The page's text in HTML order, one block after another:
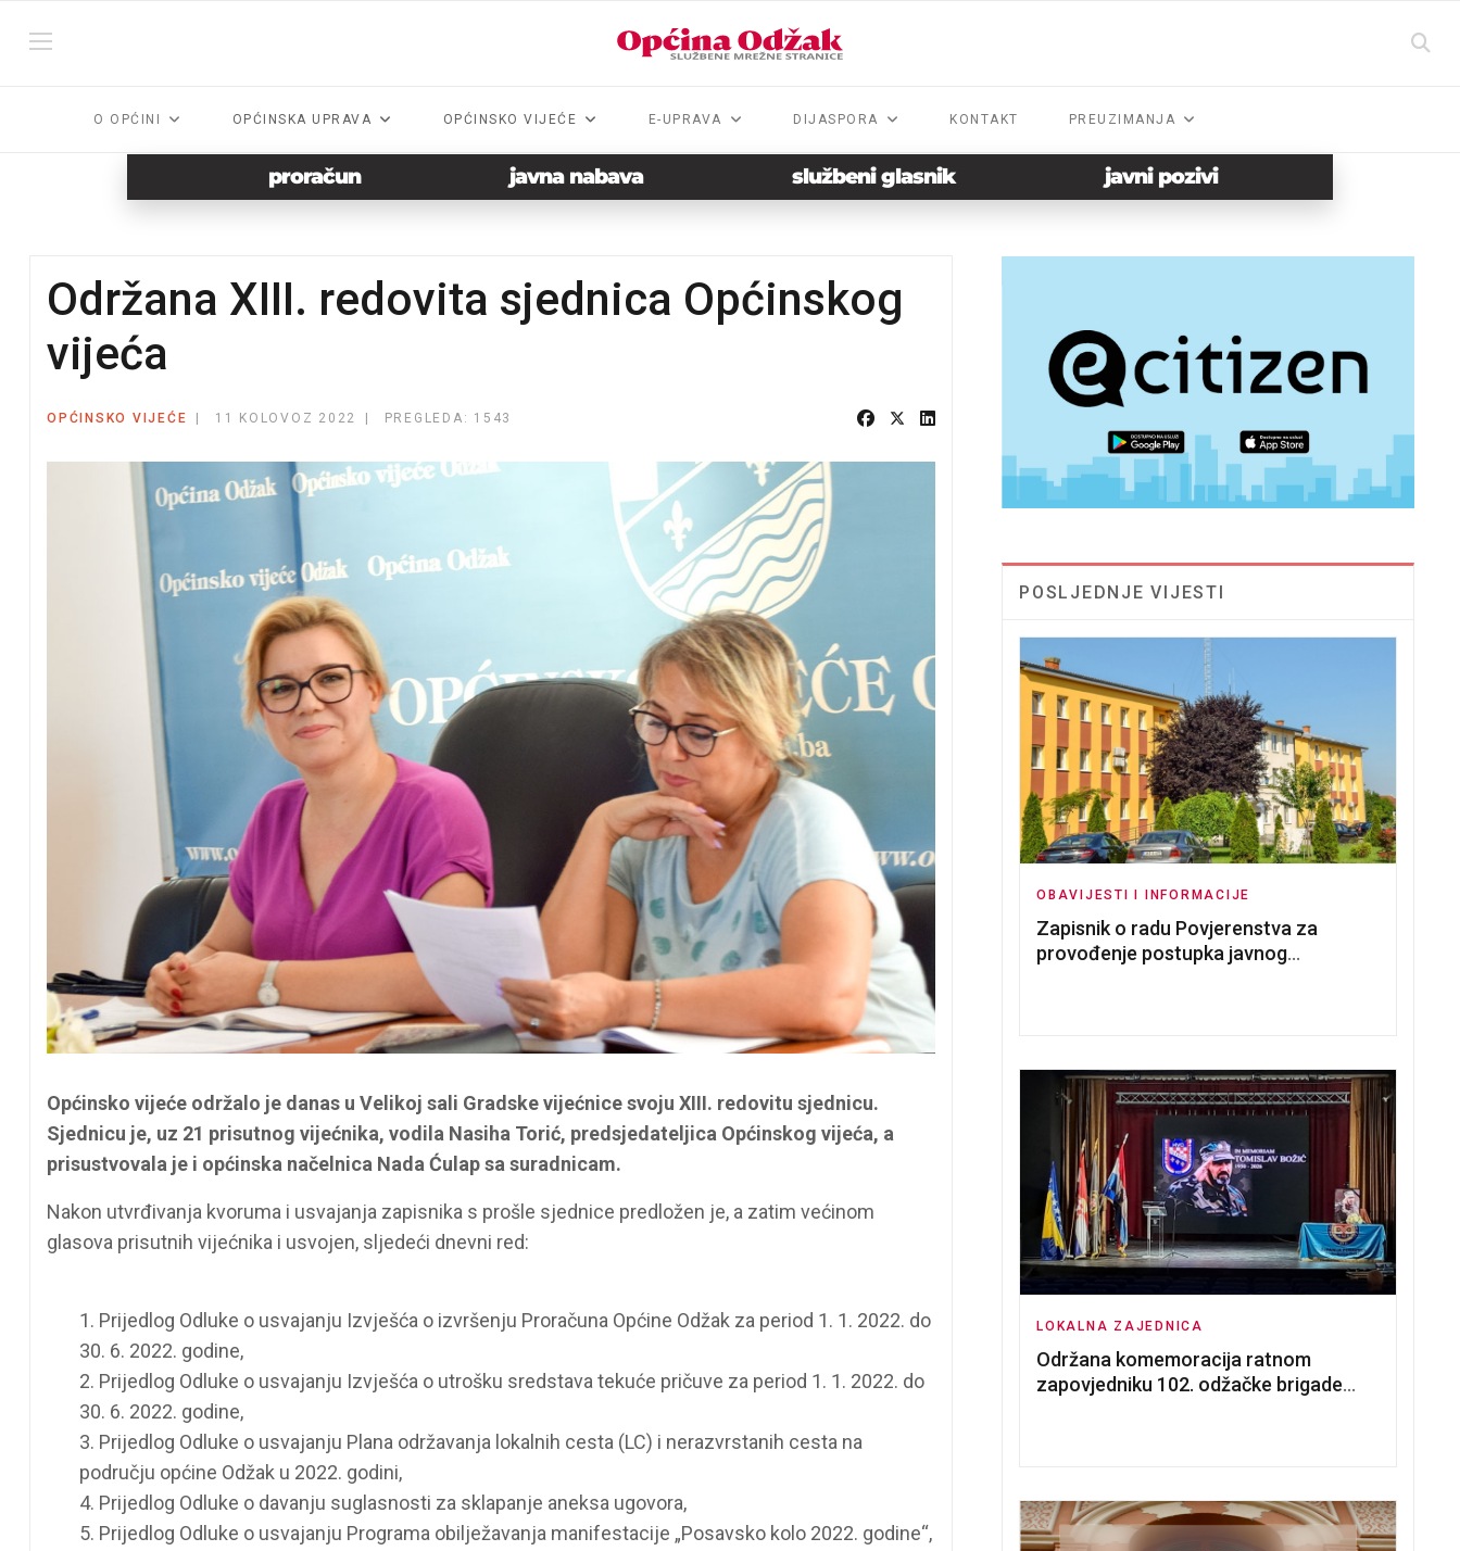
O OPĆINI OPĆINSKA UPRAVA OPĆINSKO VIJEĆE E-UPRAVA DIJASPORA KONTAKT PREUZIMANJA
proračun javna nabava službeni glasnik javni pozivi
Održana XIII. redovita sjednica Općinskog
vijeća
OPĆINSKO VIJEĆE 11 KOLOVOZ 2022 PREGLEDA: 1543
Općinsko vijeće održalo je danas u Velikoj sali Gradske vijećnice svoju XIII. redovitu sjednicu.
Sjednicu je, uz 21 prisutnog vijećnika, vodila Nasiha Torić, predsjedateljica Općinskog vijeća, a
prisustvovala je i općinska načelnica Nada Ćulap sa suradnicam.
Nakon utvrđivanja kvoruma i usvajanja zapisnika s prošle sjednice predložen je, a zatim većinom
glasova prisutnih vijećnika i usvojen, sljedeći dnevni red:
1. Prijedlog Odluke o usvajanju Izvješća o izvršenju Proračuna Općine Odžak za period 1. 1. 2022. do
30. 6. 2022. godine,
2. Prijedlog Odluke o usvajanju Izvješća o utrošku sredstava tekuće pričuve za period 1. 1. 2022. do
30. 6. 2022. godine,
3. Prijedlog Odluke o usvajanju Plana održavanja lokalnih cesta (LC) i nerazvrstanih cesta na
području općine Odžak u 2022. godini,
4. Prijedlog Odluke o davanju suglasnosti za sklapanje aneksa ugovora,
5. Prijedlog Odluke o usvajanju Programa obilježavanja manifestacije „Posavsko kolo 2022. godine“,
POSLJEDNJE VIJESTI
OBAVIJESTI I INFORMACIJE
Zapisnik o radu Povjerenstva za
provođenje postupka javnog
LOKALNA ZAJEDNICA
Održana komemoracija ratnom
zapovjedniku 102. odžačke brigade